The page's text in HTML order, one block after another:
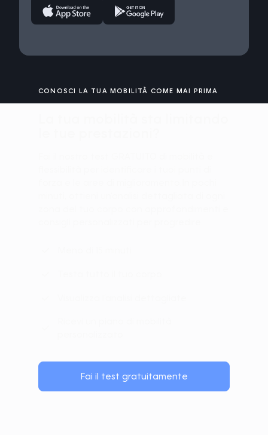
CONOSCI LA TUA MOBILITÀ COME MAI PRIMA
Fai il test gratuitamente